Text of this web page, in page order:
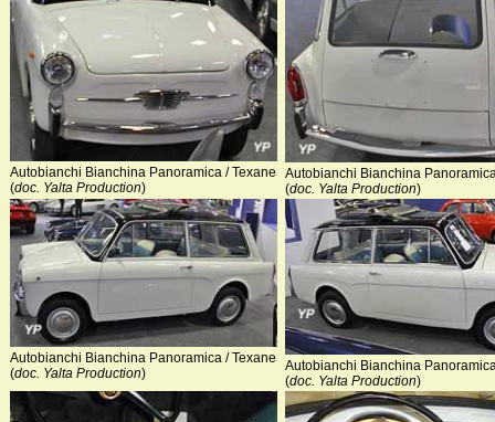
Autobianchi Bianchina Panoramica / Texane
(doc. Yalta Production)
Autobianchi Bianchina
(doc. Yalta Production)
Autobianchi Bianchina Panoramica / Texane
(doc. Yalta Production)
Autobianchi Bianchina
(doc. Yalta Production)